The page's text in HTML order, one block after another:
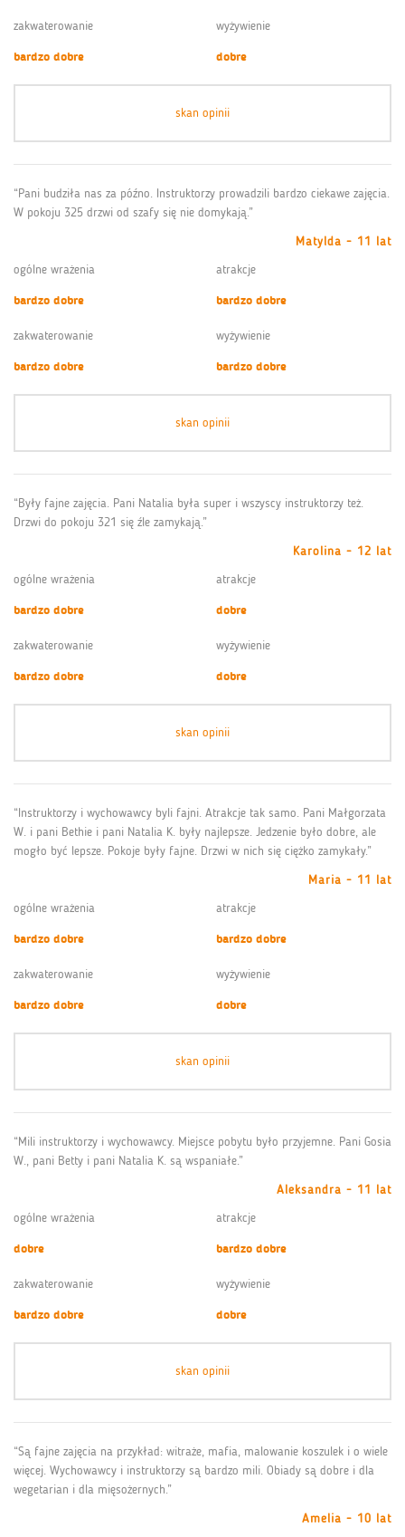
zakwaterowanie
bardzo dobre
wyżywienie
dobre
skan opinii
“Pani budziła nas za późno. Instruktorzy prowadzili bardzo ciekawe zajęcia.
W pokoju 325 drzwi od szafy się nie domykają.”
Matylda - 11 lat
ogólne wrażenia
bardzo dobre
atrakcje
bardzo dobre
zakwaterowanie
bardzo dobre
wyżywienie
bardzo dobre
skan opinii
“Były fajne zajęcia. Pani Natalia była super i wszyscy instruktorzy też.
Drzwi do pokoju 321 się źle zamykają.”
Karolina - 12 lat
ogólne wrażenia
bardzo dobre
atrakcje
dobre
zakwaterowanie
bardzo dobre
wyżywienie
dobre
skan opinii
“Instruktorzy i wychowawcy byli fajni. Atrakcje tak samo. Pani Małgorzata
W. i pani Bethie i pani Natalia K. były najlepsze. Jedzenie było dobre, ale
mogło być lepsze. Pokoje były fajne. Drzwi w nich się ciężko zamykały.”
Maria - 11 lat
ogólne wrażenia
bardzo dobre
atrakcje
bardzo dobre
zakwaterowanie
bardzo dobre
wyżywienie
dobre
skan opinii
“Mili instruktorzy i wychowawcy. Miejsce pobytu było przyjemne. Pani Gosia
W., pani Betty i pani Natalia K. są wspaniałe.”
Aleksandra - 11 lat
ogólne wrażenia
dobre
atrakcje
bardzo dobre
zakwaterowanie
bardzo dobre
wyżywienie
dobre
skan opinii
“Są fajne zajęcia na przykład: witraże, mafia, malowanie koszulek i o wiele
więcej. Wychowawcy i instruktorzy są bardzo mili. Obiady są dobre i dla
wegetarian i dla mięsożernych.”
Amelia - 10 lat